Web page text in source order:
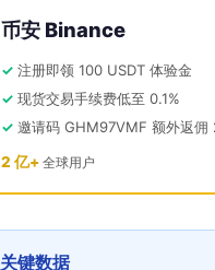
币安 Binance
注册即领 100 USDT 体验金
现货交易手续费低至 0.1%
邀请码 GHM97VMF 额外返佣
2 亿+ 全球用户
关键数据